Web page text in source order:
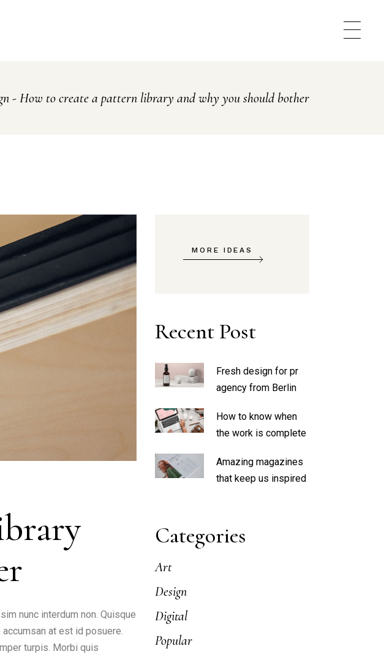
How to create a pattern library and why you should bother
nunc interdum non. Quisque
at est id posuere.
turpis. Morbi quis
MORE IDEAS
Recent Post
Fresh design for pr
agency from Berlin
How to know when
the work is complete
Amazing magazines
that keep us inspired
Categories
Art
Design
Digital
Popular